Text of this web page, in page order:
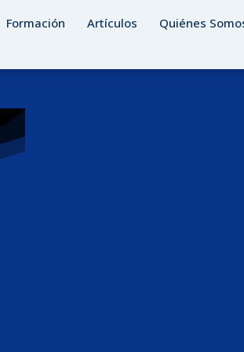
Formación Artículos Quiénes